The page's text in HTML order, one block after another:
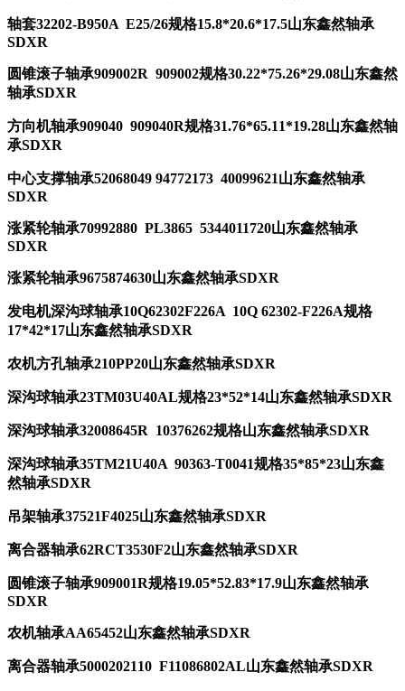
轴套32202-B950A E25/26规格15.8*20.6*17.5山东鑫然轴承
SDXR
圆锥滚子轴承909002R 909002规格30.22*75.26*29.08山东鑫然
轴承SDXR
方向机轴承909040 909040R规格31.76*65.11*19.28山东鑫然轴
承SDXR
中心支撑轴承52068049 94772173 40099621山东鑫然轴承
SDXR
涨紧轮轴承70992880 PL3865 5344011720山东鑫然轴承
SDXR
涨紧轮轴承9675874630山东鑫然轴承SDXR
发电机深沟球轴承10Q62302F226A 10Q 62302-F226A规格
17*42*17山东鑫然轴承SDXR
农机方孔轴承210PP20山东鑫然轴承SDXR
深沟球轴承23TM03U40AL规格23*52*14山东鑫然轴承SDXR
深沟球轴承32008645R 10376262规格山东鑫然轴承SDXR
深沟球轴承35TM21U40A 90363-T0041规格35*85*23山东鑫
然轴承SDXR
吊架轴承37521F4025山东鑫然轴承SDXR
离合器轴承62RCT3530F2山东鑫然轴承SDXR
圆锥滚子轴承909001R规格19.05*52.83*17.9山东鑫然轴承
SDXR
农机轴承AA65452山东鑫然轴承SDXR
离合器轴承5000202110 F11086802AL山东鑫然轴承SDXR